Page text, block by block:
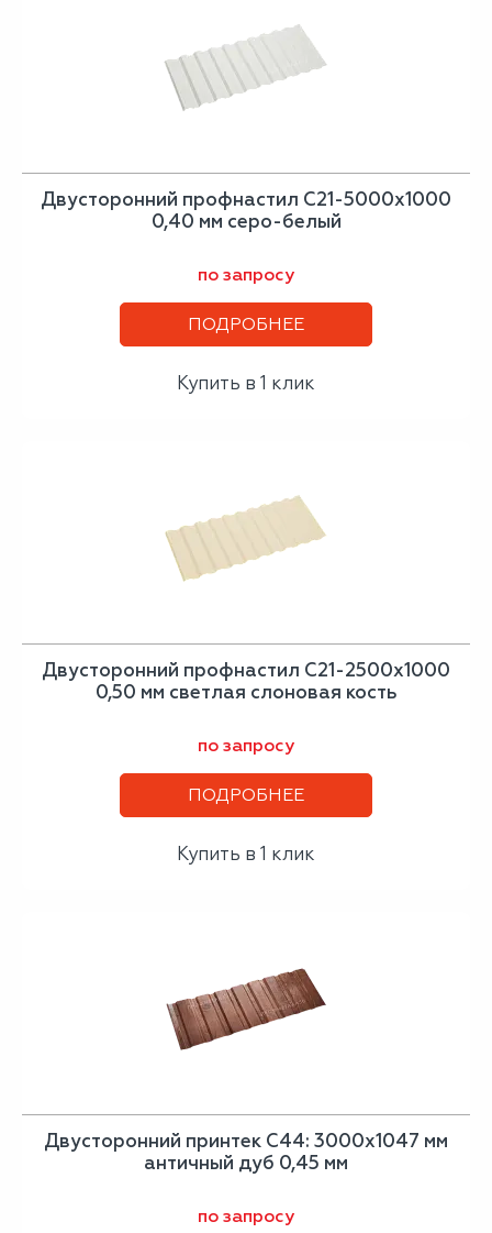
Двусторонний профнастил С21-5000х1000
0,40 мм серо-белый
по запросу
ПОДРОБНЕЕ
Купить в 1 клик
Двусторонний профнастил С21-2500х1000
0,50 мм светлая слоновая кость
по запросу
ПОДРОБНЕЕ
Купить в 1 клик
Двусторонний принтек С44: 3000x1047 мм
античный дуб 0,45 мм
по запросу